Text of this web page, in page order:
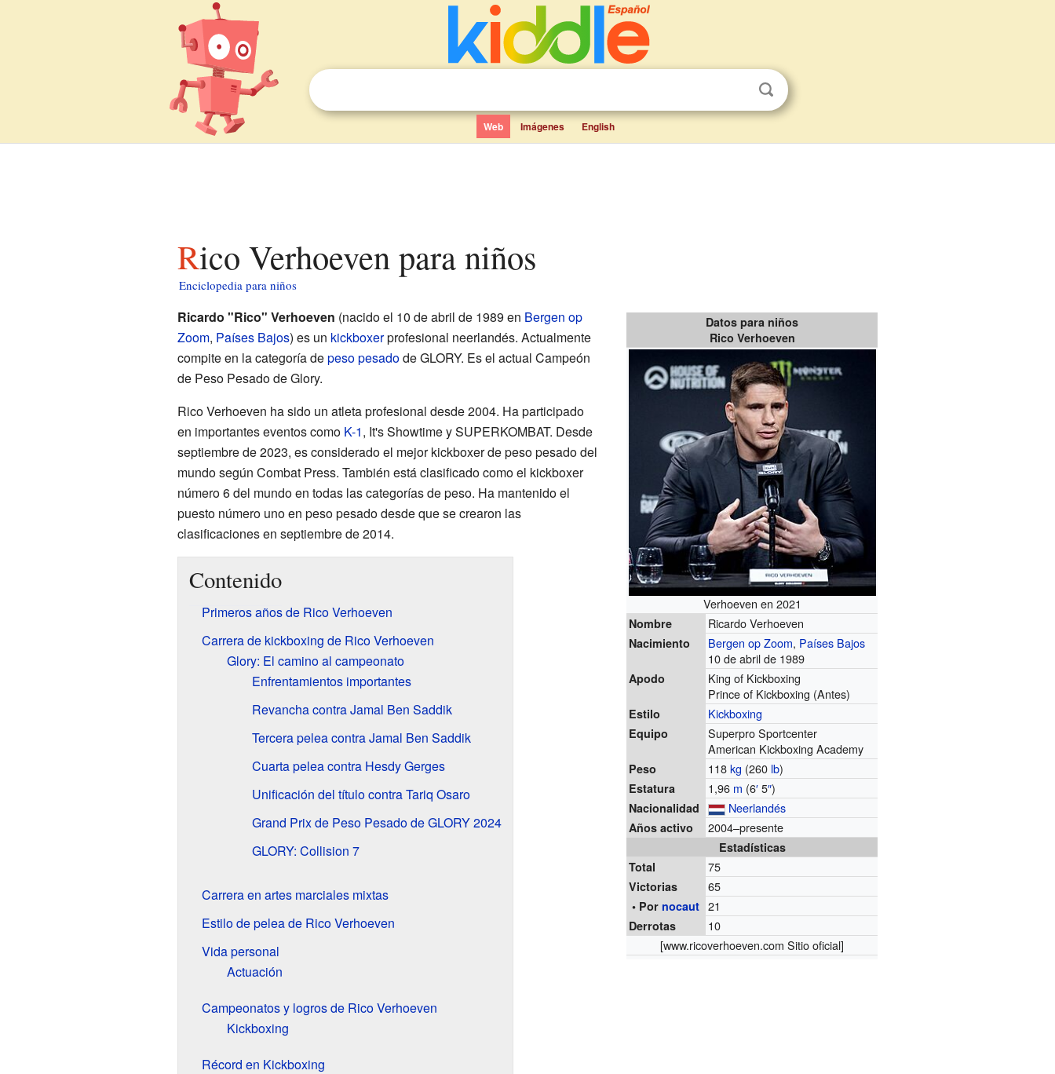
Web Imágenes English
Rico Verhoeven para niños
Enciclopedia para niños
Datos para niños
Rico Verhoeven
Verhoeven en 2021
Nombre Ricardo Verhoeven
Nacimiento Bergen op Zoom, Países Bajos
10 de abril de 1989
Apodo
King of Kickboxing
Prince of Kickboxing (Antes)
Estilo Kickboxing
Equipo
Superpro Sportcenter
American Kickboxing Academy
Peso 118kg (260 lb)
Estatura 1,96 m (6′5″)
Nacionalidad Neerlandés
Años activo 2004–presente
Estadísticas
Total
75
Victorias 65
• Por nocaut 21
Derrotas
10
[www.ricoverhoeven.com Sitio oficial]
Ricardo "Rico" Verhoeven (nacido el 10 de abril de 1989 en Bergen op
Zoom, Países Bajos) es un kickboxerprofesional neerlandés. Actualmente
compite en la categoría depeso pesadode GLORY. Es el actual Campeón
de Peso Pesado de Glory.
Rico Verhoeven ha sido un atleta profesional desde 2004. Ha participado
en importantes eventos como K-1, It's Showtime y SUPERKOMBAT. Desde
septiembre de 2023, es considerado el mejor kickboxer de peso pesado del
mundo según Combat Press. También está clasificado como el kickboxer
número 6 del mundo en todas las categorías de peso. Ha mantenido el
puesto número uno en peso pesado desde que se crearon las
clasificaciones en septiembre de 2014.
Contenido
Primeros años de Rico Verhoeven
Carrera de kickboxing de Rico Verhoeven
Glory: El camino al campeonato
Enfrentamientos importantes
Revancha contra Jamal Ben Saddik
Tercera pelea contra Jamal Ben Saddik
Cuarta pelea contra Hesdy Gerges
Unificación del título contra Tariq Osaro
Grand Prix de Peso Pesado de GLORY 2024
GLORY: Collision 7
Carrera en artes marciales mixtas
Estilo de pelea de Rico Verhoeven
Vida personal
Actuación
Campeonatos y logros de Rico Verhoeven
Kickboxing
Récord en Kickboxing